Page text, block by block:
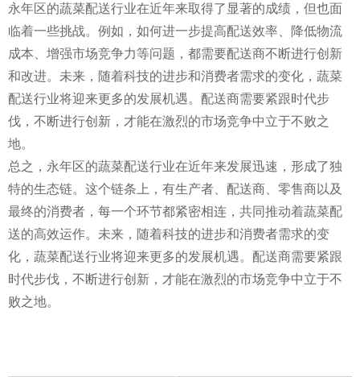
永年区的蔬菜配送行业在近年来取得了显著的成绩，但也面
临着一些挑战。例如，如何进一步提高配送效率、降低物流
成本、增强市场竞争力等问题，都需要配送商不断进行创新
和改进。未来，随着科技的进步和消费者需求的变化，蔬菜
配送行业将迎来更多的发展机遇。配送商需要紧跟时代步
伐，不断进行创新，才能在激烈的市场竞争中立于不败之
地。
总之，永年区的蔬菜配送行业在近年来发展迅速，形成了独
特的生态链。这个链条上，有生产者、配送商、零售商以及
最终的消费者，每一个环节都紧密相连，共同推动着蔬菜配
送的高效运作。未来，随着科技的进步和消费者需求的变
化，蔬菜配送行业将迎来更多的发展机遇。配送商需要紧跟
时代步伐，不断进行创新，才能在激烈的市场竞争中立于不
败之地。